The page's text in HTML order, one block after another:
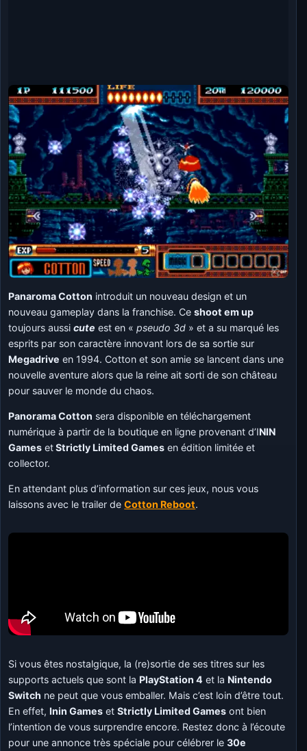
Panaroma Cotton introduit un nouveau design et un
nouveau gameplay dans la franchise. Ceshoot em up
toujours aussicute est en «pseudo 3d » et a su marqué les
esprits par son caractère innovant lors de sa sortie sur
Megadrive en 1994. Cotton et son amie se lancent dans une
nouvelle aventure alors que la reine ait sorti de son château
pour sauver le monde du chaos.
Panorama Cotton sera disponible en téléchargement
numérique à partir de la boutique en ligne provenant d’ININ
Games etStrictly Limited Games en édition limitée et
collector.
En attendant plus d’information sur ces jeux, nous vous
laissons avec le trailer deCotton Reboot.
Si vous êtes nostalgique, la (re)sortie de ses titres sur les
supports actuels que sont la PlayStation 4 et la Nintendo
Switch ne peut que vous emballer. Mais c’est loin d’être tout.
En effet, Inin Games etStrictly Limited Games ont bien
l’intention de vous surprendre encore. Restez donc à l’écoute
pour une annonce très spéciale pour célébrer le30e